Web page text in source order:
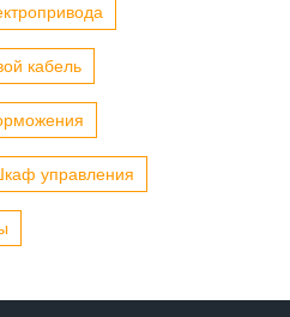
кабель
управления